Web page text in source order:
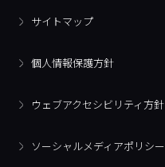
サイトマップ
個人情報保護方針
ウェブアクセシビリティ方針
ソーシャルメディアポリシー